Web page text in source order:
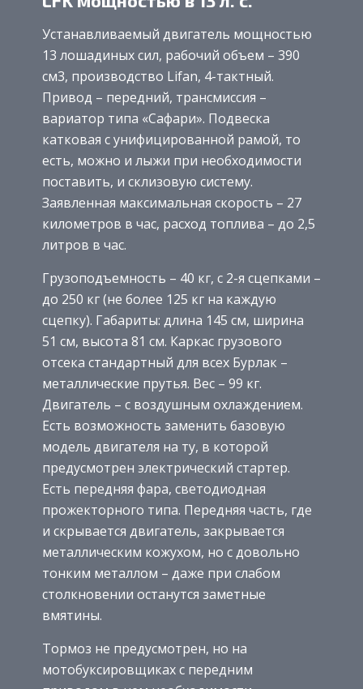
Устанавливаемый двигатель мощностью
13 лошадиных сил, рабочий объем – 390
см3, производство Lifan, 4-тактный.
Привод – передний, трансмиссия –
вариатор типа «Сафари». Подвеска
катковая с унифицированной рамой, то
есть, можно и лыжи при необходимости
поставить, и склизовую систему.
Заявленная максимальная скорость – 27
километров в час, расход топлива – до 2,5
литров в час.
Грузоподъемность – 40 кг, с 2-я сцепками –
до 250 кг (не более 125 кг на каждую
сцепку). Габариты: длина 145 см, ширина
51 см, высота 81 см. Каркас грузового
отсека стандартный для всех Бурлак –
металлические прутья. Вес – 99 кг.
Двигатель – с воздушным охлаждением.
Есть возможность заменить базовую
модель двигателя на ту, в которой
предусмотрен электрический стартер.
Есть передняя фара, светодиодная
прожекторного типа. Передняя часть, где
и скрывается двигатель, закрывается
металлическим кожухом, но с довольно
тонким металлом – даже при слабом
столкновении останутся заметные
вмятины.
Тормоз не предусмотрен, но на
мотобуксировщиках с передним